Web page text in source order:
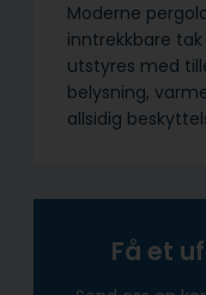
Moderne
inntrekkbare
utstyres med
belysning,
allsidig
Få et